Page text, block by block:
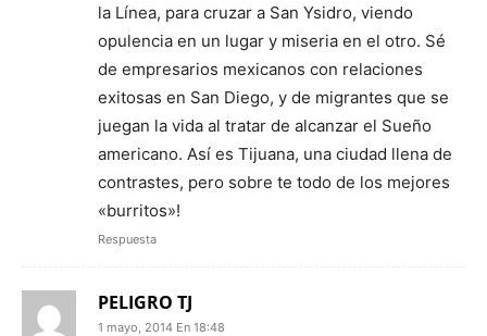
la Línea, para cruzar a San Ysidro, viendo
opulencia en un lugar y miseria en el otro. Sé
de empresarios mexicanos con relaciones
exitosas en San Diego, y de migrantes que se
juegan la vida al tratar de alcanzar el Sueño
americano. Así es Tijuana, una ciudad llena de
contrastes, pero sobre te todo de los mejores
«burritos»!
Respuesta
PELIGRO TJ
1 mayo, 2014 En 18:48